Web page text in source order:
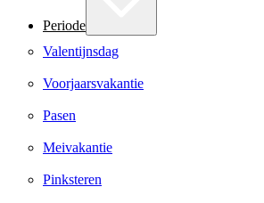
Periode
Valentijnsdag
Voorjaarsvakantie
Pasen
Meivakantie
Pinksteren